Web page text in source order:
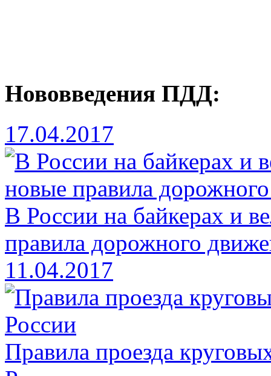
Нововведения ПДД:
17.04.2017
В России на байкерах и
правила дорожного
11.04.2017
Правила проезда